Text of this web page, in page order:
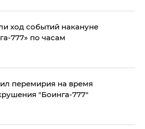
ход событий накануне
777» по часам
перемирия на время
"Боинга-777"